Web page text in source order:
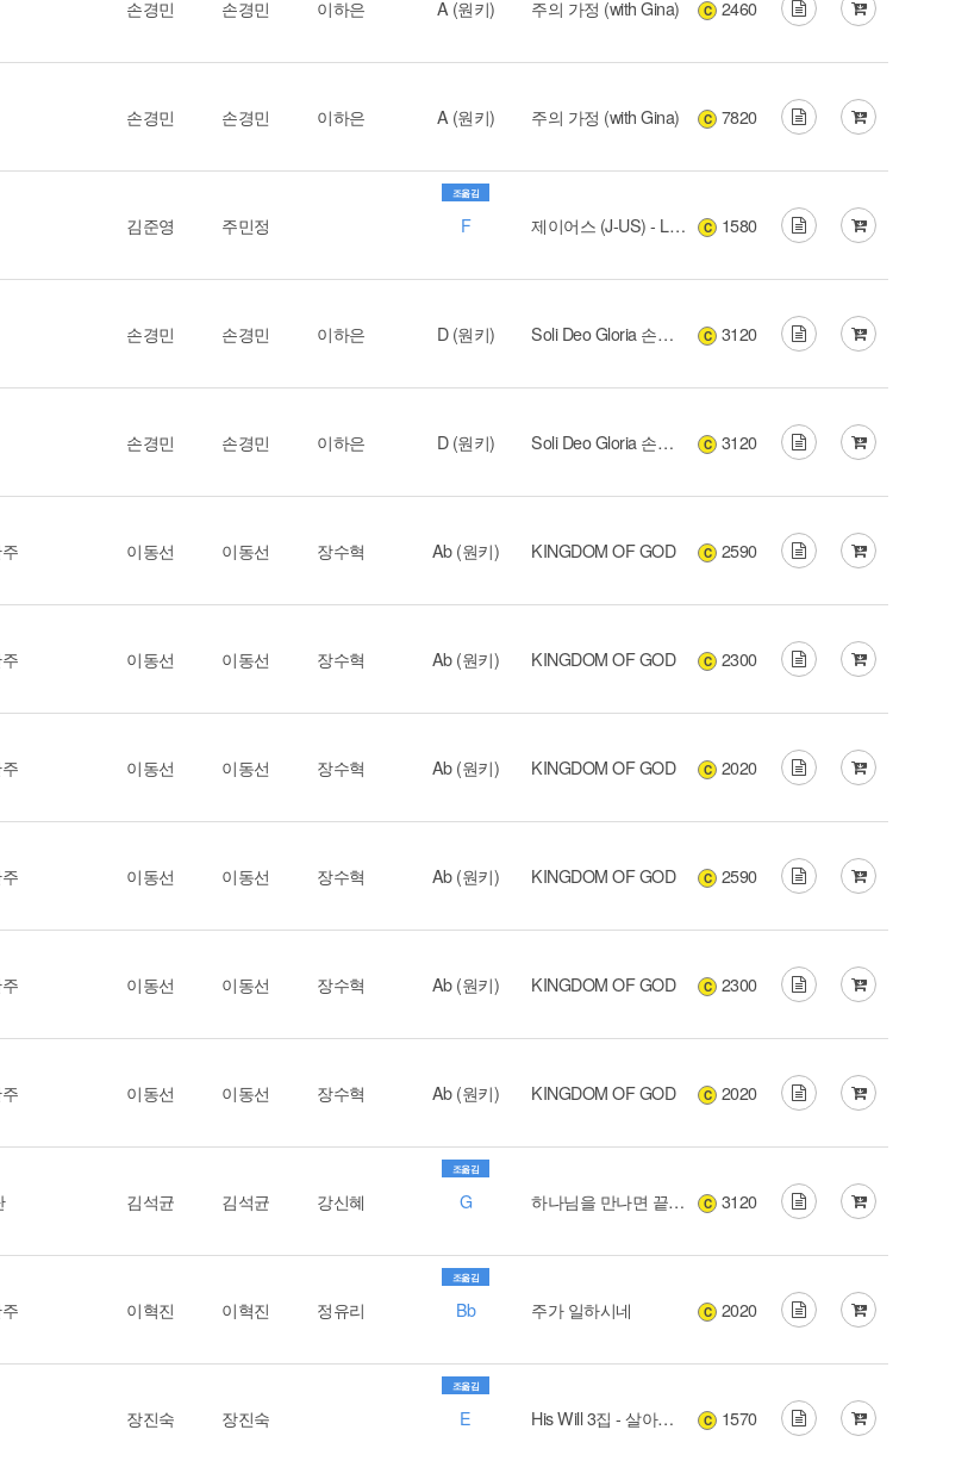
손경민 손경민 이하은 A (원키) 주의 가정 (with Gina) C 2460
손경민 손경민 이하은 A (원키) 주의 가정 (with Gina) C 7820
김준영 주민정
조옮김
F 제이어스 (J-US) - Love Never Fails C 1580
손경민 손경민 이하은 D (원키) Soli Deo Gloria 손경민 성가음반 C 3120
손경민 손경민 이하은 D (원키) Soli Deo Gloria 손경민 성가음반 C 3120
이동선 이동선 장수혁 Ab (원키) KINGDOM OF GOD C 2590
이동선 이동선 장수혁 Ab (원키) KINGDOM OF GOD C 2300
이동선 이동선 장수혁 Ab (원키) KINGDOM OF GOD C 2020
이동선 이동선 장수혁 Ab (원키) KINGDOM OF GOD C 2590
이동선 이동선 장수혁 Ab (원키) KINGDOM OF GOD C 2300
이동선 이동선 장수혁 Ab (원키) KINGDOM OF GOD C 2020
김석균 김석균 강신혜
조옮김
G 하나님을 만나면 끝난 것이다 C 3120
이혁진 이혁진 정유리
조옮김
Bb 주가 일하시네 C 2020
장진숙 장진숙
조옮김
E His Will 3집 - 살아가다 C 1570